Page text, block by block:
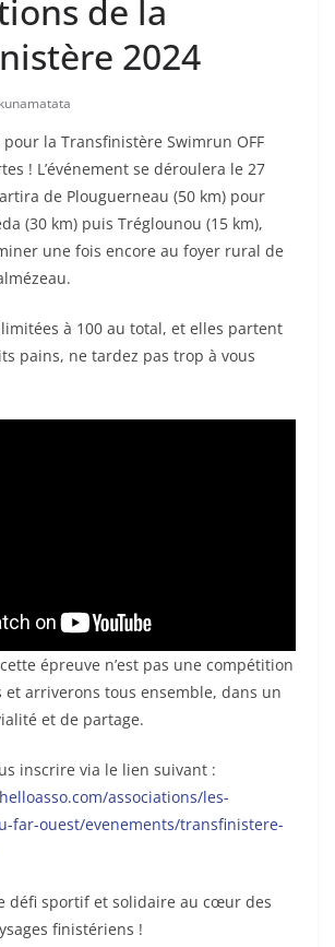
de la
2024
la Transfinistère Swimrun OFF
! L’événement se déroulera le 27
de Plouguerneau (50 km) pour
(30 km) puis Tréglounou (15 km),
une fois encore au foyer rural de
à 100 au total, et elles partent
pains, ne tardez pas trop à vous
épreuve n’est pas une compétition
et arriverons tous ensemble, dans un
et de partage.
inscrire via le lien suivant :
associations/les-
far-ouest/evenements/transfinistere-
défi sportif et solidaire au cœur des
finistériens !